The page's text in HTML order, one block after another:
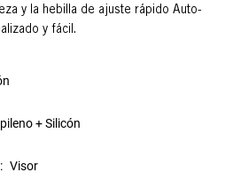
y la hebilla de ajuste rápido Auto-
y fácil.
+ Silicón
Visor